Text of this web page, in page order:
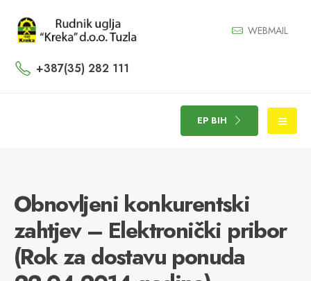
WEBMAIL
+387(35) 282 111
EP BIH
Obnovljeni konkurentski
zahtjev – Elektronički pribor
(Rok za dostavu ponuda